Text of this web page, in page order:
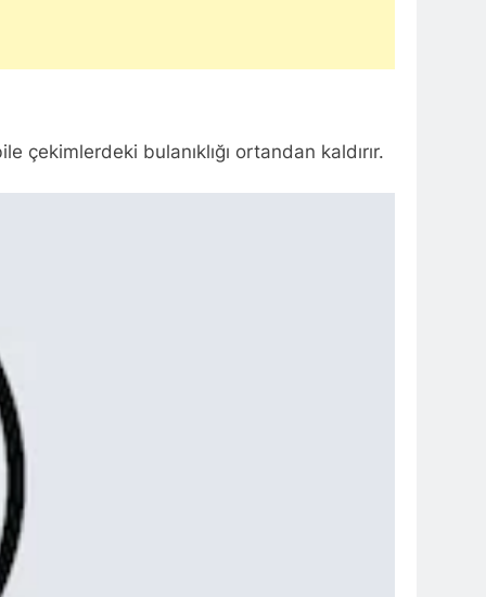
çekimlerdeki bulanıklığı ortandan kaldırır.